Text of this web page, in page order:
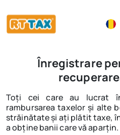
Înregistrare
Toți cei care au lucrat
rambursarea taxelor și alte
străinătate și ați plătit taxe,
a obține banii care vă aparțin.